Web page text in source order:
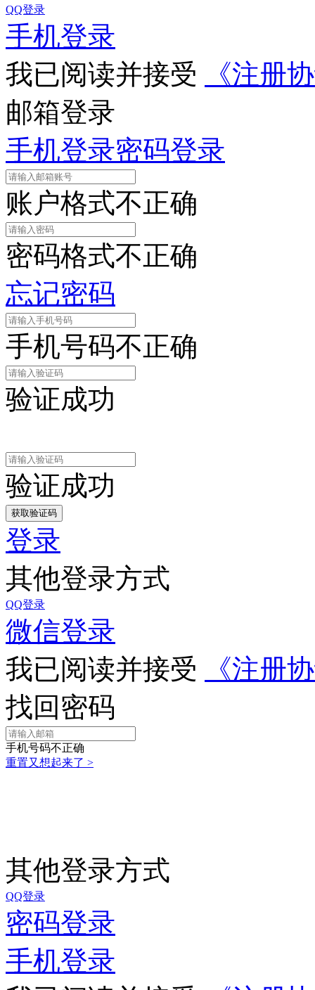
QQ登录
手机登录
我已阅读并接受
《注册
邮箱登录
手机登录密码登录
账户格式不正确
密码格式不正确
忘记密码
手机号码不正确
验证成功
验证成功
登录
其他登录方式
QQ登录
微信登录
我已阅读并接受
《注册
找回密码
手机号码不正确
重置又想起来了 >
其他登录方式
QQ登录
密码登录
手机登录